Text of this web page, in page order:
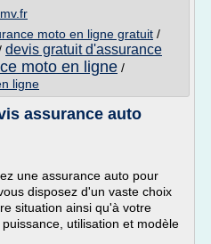
moto en ligne gratuit /
devis gratuit d'assurance
moto en ligne /
ligne
assurance auto
une assurance auto pour
disposez d'un vaste choix
situation ainsi qu'à votre
utilisation et modèle